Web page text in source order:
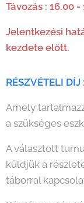
Távozás : 16.00 -
Jelentkezési
kezdete előtt.
RÉSZVÉTELI DÍJ :
Amely
a szükséges
A választott
küldjük a
táborral